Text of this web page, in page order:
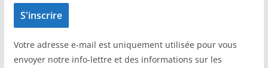
Votre adresse e-mail est uniquement utilisée pour vous
envoyer notre info-lettre et des informations sur les